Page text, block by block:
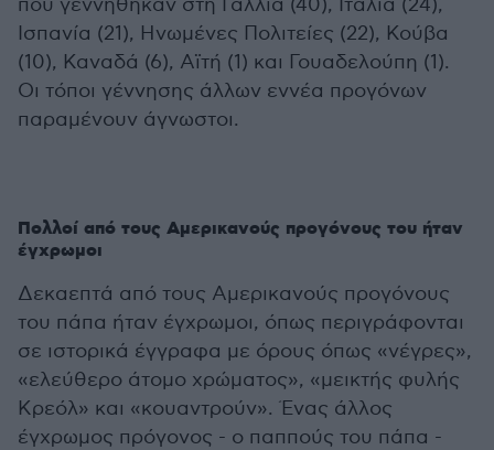
που γεννήθηκαν στη Γαλλία (40), Ιταλία (24),
Ισπανία (21), Ηνωμένες Πολιτείες (22), Κούβα
(10), Καναδά (6), Αϊτή (1) και Γουαδελούπη (1).
Οι τόποι γέννησης άλλων εννέα προγόνων
παραμένουν άγνωστοι.
Πολλοί από τους Αμερικανούς προγόνους του ήταν
έγχρωμοι
Δεκαεπτά από τους Αμερικανούς προγόνους
του πάπα ήταν έγχρωμοι, όπως περιγράφονται
σε ιστορικά έγγραφα με όρους όπως «νέγρες»,
«ελεύθερο άτομο χρώματος», «μεικτής φυλής
Κρεόλ» και «κουαντρούν». Ένας άλλος
έγχρωμος πρόγονος - ο παππούς του πάπα -